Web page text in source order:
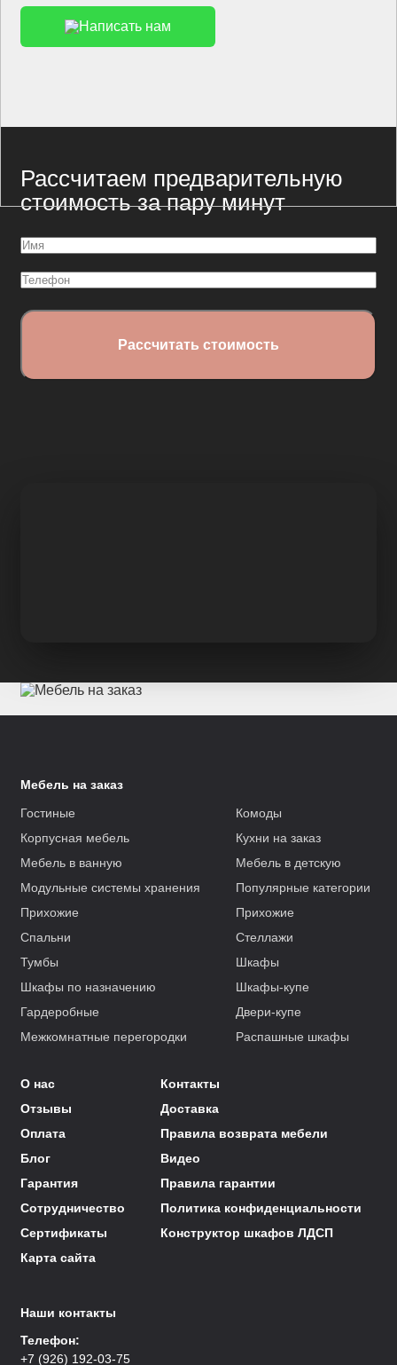
Написать нам
Рассчитаем предварительную
стоимость за пару минут
Имя
Телефон
Мебель на заказ
Гостиные
Комоды
Корпусная мебель
Кухни на заказ
Мебель в ванную
Мебель в детскую
Модульные системы хранения
Популярные категории
Прихожие
Прихожие
Спальни
Стеллажи
Тумбы
Шкафы
Шкафы по назначению
Шкафы-купе
Гардеробные
Двери-купе
Межкомнатные перегородки
Распашные шкафы
О нас
Контакты
Отзывы
Доставка
Оплата
Правила возврата мебели
Блог
Видео
Гарантия
Правила гарантии
Сотрудничество
Политика конфиденциальности
Сертификаты
Конструктор шкафов ЛДСП
Карта сайта
Наши контакты
Телефон:
+7 (926) 192-03-75